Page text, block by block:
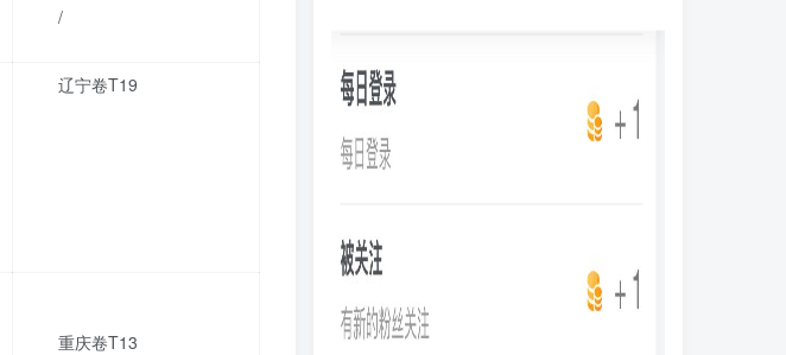
/
辽宁卷T19
重庆卷T13